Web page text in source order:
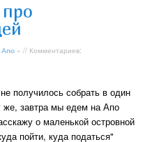
Апо » // Комментариев:
получилось собрать в один
завтра мы едем на Апо
о маленькой островной
пойти, куда податься"